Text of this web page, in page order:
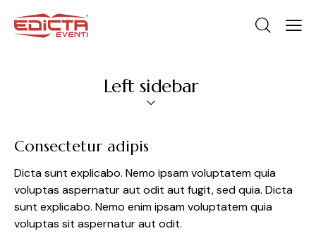
Left sidebar
Consectetur adipis
Dicta sunt explicabo. Nemo ipsam voluptatem quia
voluptas aspernatur aut odit aut fugit, sed quia. Dicta
sunt explicabo. Nemo enim ipsam voluptatem quia
voluptas sit aspernatur aut odit.